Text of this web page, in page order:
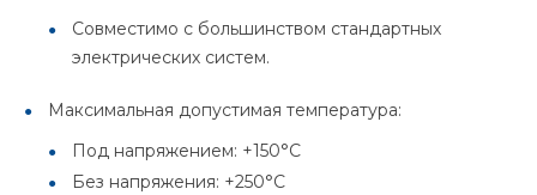
Совместимо с большинством стандартных
электрических систем.
Максимальная допустимая температура:
Под напряжением: +150°C
Без напряжения: +250°C